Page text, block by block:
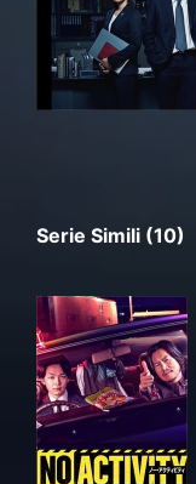
Serie Simili (10)